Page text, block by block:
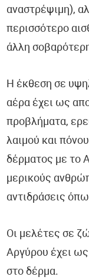
αναστρέψιμη),
περισσότερο
άλλη
Η έκθεση σε
αέρα έχει ως
προβλήματα,
λαιμού και
δέρματος με το
μερικούς
αντιδράσεις
Οι μελέτες σε
Αργύρου έχει
στο δέρμα.